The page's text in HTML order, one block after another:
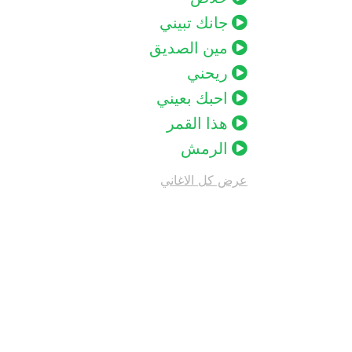
جانك تبيني
مين الصديق
ريحني
احبك بعيني
هذا القمر
الرمش
عرض كل الاغاني